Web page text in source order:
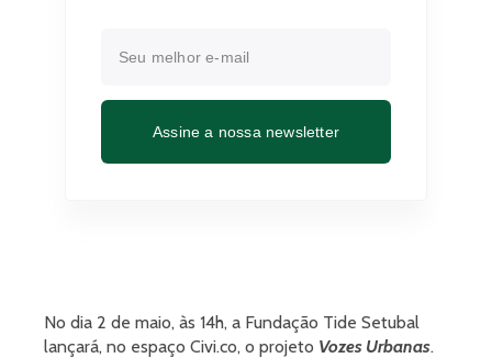
No dia 2 de maio, às 14h, a Fundação Tide Setubal
lançará, no espaço Civi.co, o projeto Vozes Urbanas.
Assine a nossa newsletter